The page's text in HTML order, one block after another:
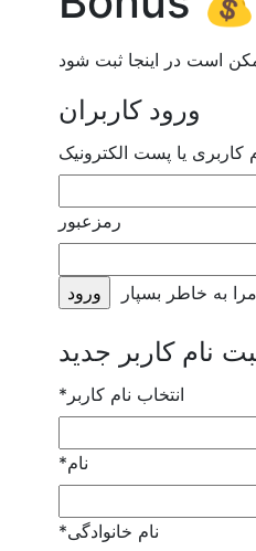
است در اینجا ثبت شود
ورود کاربران
کاربری یا پست الکترونیک
رمزعبور
مرا به خاطر بسپار
نام کاربر جدید
انتخاب نام کاربر *
نام*
نام خانوادگی*